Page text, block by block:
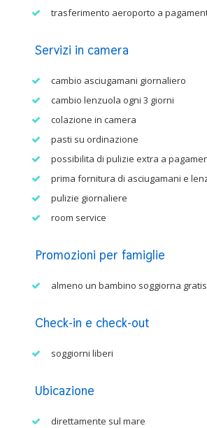
trasferimento aeroporto a
Servizi in camera
cambio asciugamani giornaliero
cambio lenzuola ogni 3 giorni
colazione in camera
pasti su ordinazione
possibilita di pulizie extra a
prima fornitura di asciugamani e
pulizie giornaliere
room service
Promozioni per famiglie
almeno un bambino soggiorna gratis
Check-in e check-out
soggiorni liberi
Ubicazione
direttamente sul mare